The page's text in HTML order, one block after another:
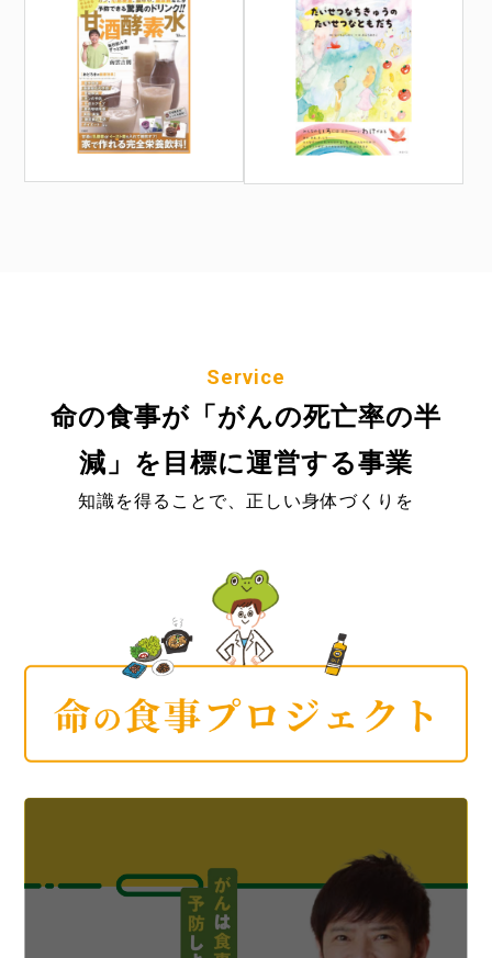
Service
命の食事が「がんの死亡率の半
減」を目標に運営する事業
知識を得ることで、正しい身体づくりを